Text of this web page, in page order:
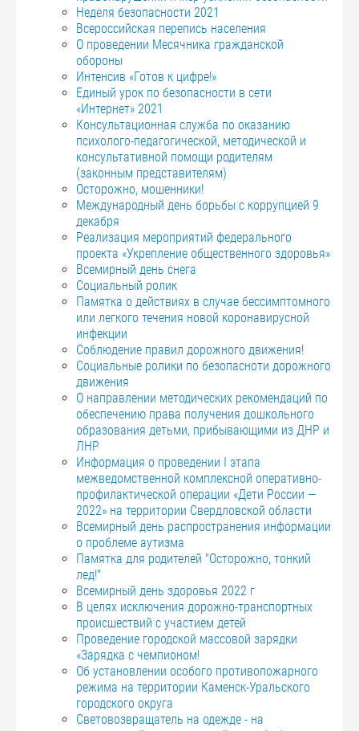
Неделя безопасности 2021
Всероссийская перепись населения
О проведении Месячника гражданской
обороны
Интенсив «Готов к цифре!»
Единый урок по безопасности в сети
«Интернет» 2021
Консультационная служба по оказанию
психолого-педагогической, методической и
консультативной помощи родителям
(законным представителям)
Осторожно, мошенники!
Международный день борьбы с коррупцией 9
декабря
Реализация мероприятий федерального
проекта «Укрепление общественного здоровья»
Всемирный день снега
Социальный ролик
Памятка о действиях в случае бессимптомного
или легкого течения новой коронавирусной
инфекции
Соблюдение правил дорожного движения!
Социальные ролики по безопасноти дорожного
движения
О направлении методических рекомендаций по
обеспечению права получения дошкольного
образования детьми, прибывающими из ДНР и
ЛНР
Информация о проведении I этапа
межведомственной комплексной оперативно-
профилактической операции «Дети России —
2022» на территории Свердловской области
Всемирный день распространения информации
о проблеме аутизма
Памятка для родителей "Осторожно, тонкий
лед!"
Всемирный день здоровья 2022 г
В целях исключения дорожно-транспортных
происшествий с участием детей
Проведение городской массовой зарядки
«Зарядка с чемпионом!
Об установлении особого противопожарного
режима на территории Каменск-Уральского
городского округа
Световозвращатель на одежде - на